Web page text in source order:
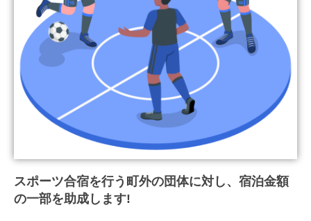
スポーツ合宿を行う町外の団体に対し、宿泊金額
の一部を助成します!